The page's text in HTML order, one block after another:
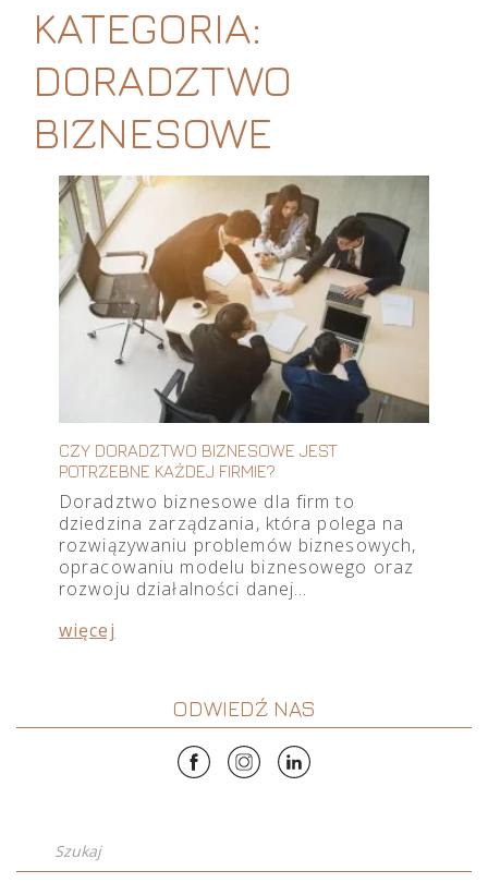
KATEGORIA:
DORADZTWO
BIZNESOWE
CZY DORADZTWO BIZNESOWE JEST
POTRZEBNE KAŻDEJ FIRMIE?
Doradztwo biznesowe dla firm to
dziedzina zarządzania, która polega na
rozwiązywaniu problemów biznesowych,
opracowaniu modelu biznesowego oraz
rozwoju działalności danej…
więcej
ODWIEDŹ NAS
Szukaj